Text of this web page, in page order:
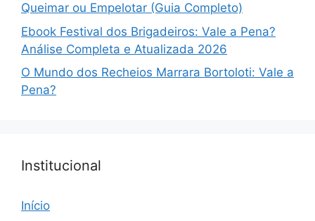
Queimar ou Empelotar (Guia Completo)
Ebook Festival dos Brigadeiros: Vale a Pena?
Análise Completa e Atualizada 2026
O Mundo dos Recheios Marrara Bortoloti: Vale a
Pena?
Institucional
Início